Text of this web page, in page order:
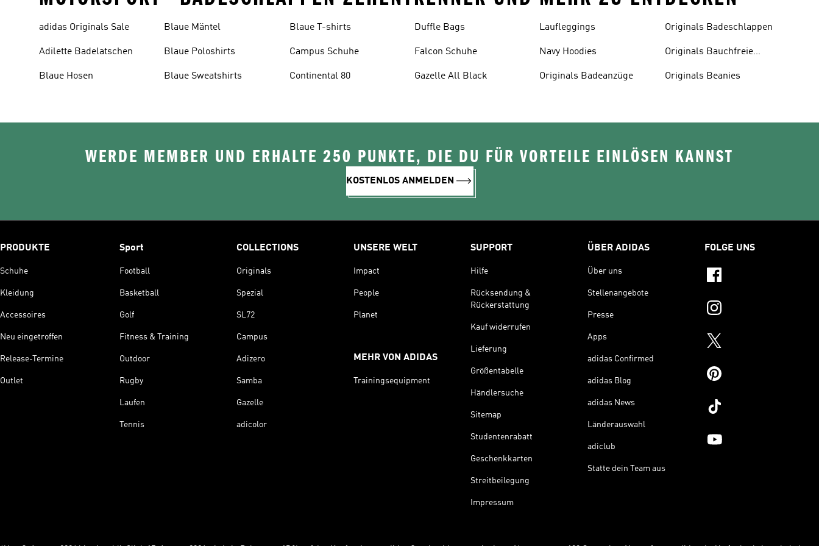
adidas Originals Sale
Adilette Badelatschen
Blaue Hosen
Blaue Mäntel
Blaue Poloshirts
Blaue Sweatshirts
Blaue T-shirts
Campus Schuhe
Continental 80
Duffle Bags
Falcon Schuhe
Gazelle All Black
Laufleggings
Navy Hoodies
Originals Badeanzüge
Originals Badeschlappen
Originals Bauchfreie
Originals Beanies
WERDE MEMBER UND ERHALTE 250 PUNKTE, DIE DU FÜR VORTEILE EINLÖSEN KANNST
KOSTENLOS ANMELDEN
PRODUKTE
Schuhe
Kleidung
Accessoires
Neu eingetroffen
Release-Termine
Outlet
Sport
Football
Basketball
Golf
Fitness & Training
Outdoor
Rugby
Laufen
Tennis
COLLECTIONS
Originals
Spezial
SL72
Campus
Adizero
Samba
Gazelle
adicolor
UNSERE WELT
Impact
People
Planet
MEHR VON ADIDAS
Trainingsequipment
SUPPORT
Hilfe
Rücksendung &
Rückerstattung
Kauf widerrufen
Lieferung
Größentabelle
Händlersuche
Sitemap
Studentenrabatt
Geschenkkarten
Streitbeilegung
Impressum
ÜBER ADIDAS
Über uns
Stellenangebote
Presse
Apps
adidas Confirmed
adidas Blog
adidas News
Länderauswahl
adiclub
Statte dein Team aus
FOLGE UNS